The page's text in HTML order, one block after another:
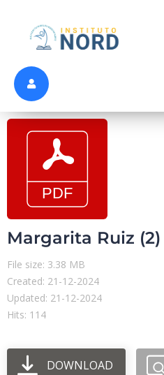
Margarita Ruiz (2)
File size: 3.38 MB
Created: 21-12-2024
Updated: 21-12-2024
Hits: 114
DOWNLOAD